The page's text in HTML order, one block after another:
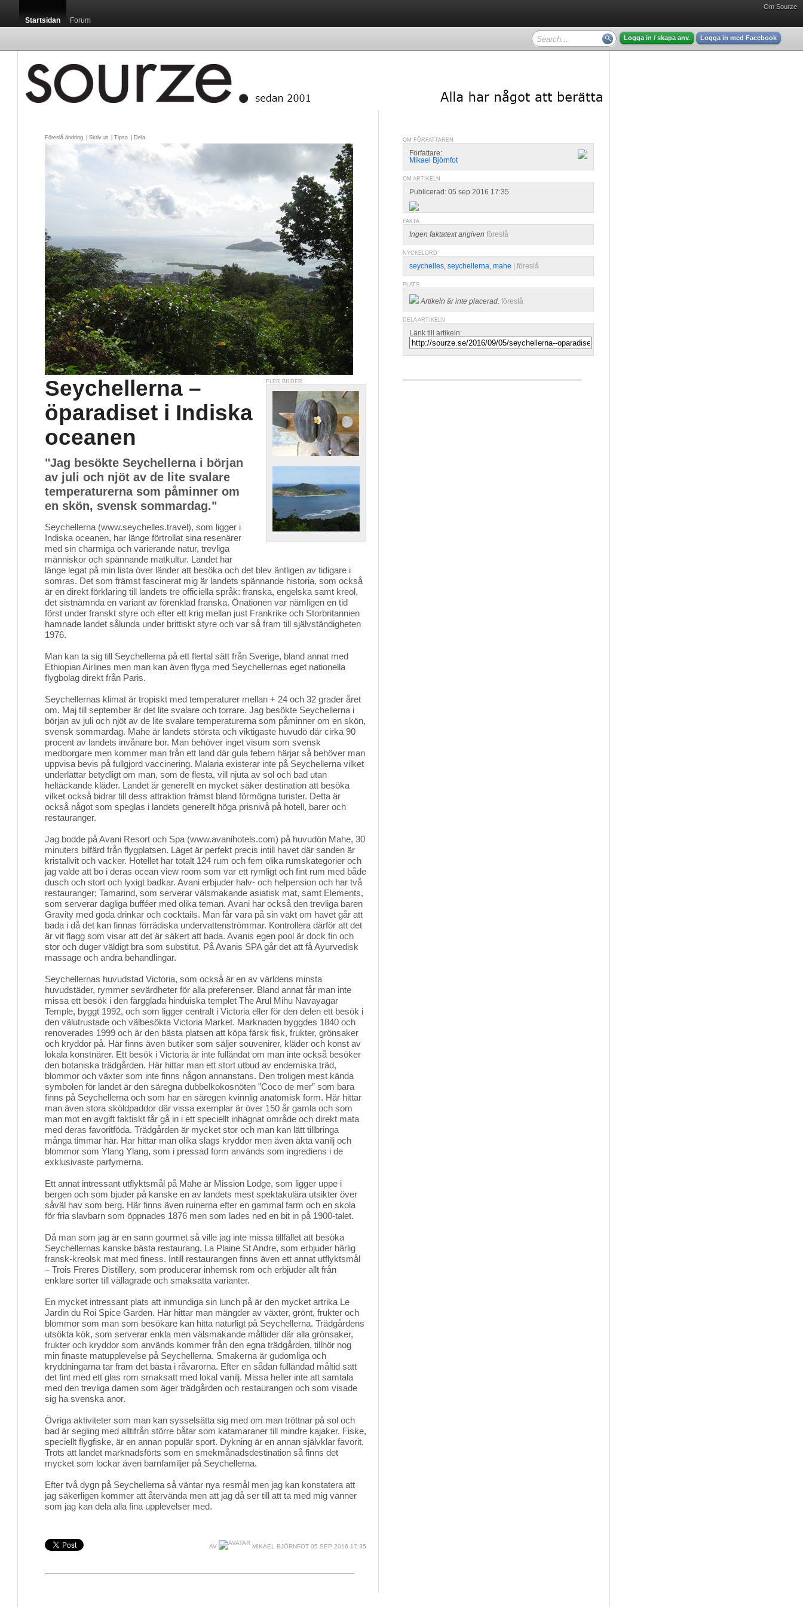
Om Sourze
Startsidan Forum
Logga in / skapa anv. Logga in med Facebook
Föreslå ändring Skriv ut Tipsa Dela
FLER BILDER
Seychellerna –
öparadiset i Indiska
oceanen
"Jag besökte Seychellerna i början
av juli och njöt av de lite svalare
temperaturerna som påminner om
en skön, svensk sommardag."
Seychellerna (www.seychelles.travel), som ligger i
Indiska oceanen, har länge förtrollat sina resenärer
med sin charmiga och varierande natur, trevliga
människor och spännande matkultur. Landet har
länge legat på min lista över länder att besöka och det blev äntligen av tidigare i
somras. Det som främst fascinerat mig är landets spännande historia, som också
är en direkt förklaring till landets tre officiella språk: franska, engelska samt kreol,
det sistnämnda en variant av förenklad franska. Önationen var nämligen en tid
först under franskt styre och efter ett krig mellan just Frankrike och Storbritannien
hamnade landet sålunda under brittiskt styre och var så fram till självständigheten
1976.
Man kan ta sig till Seychellerna på ett flertal sätt från Sverige, bland annat med
Ethiopian Airlines men man kan även flyga med Seychellernas eget nationella
flygbolag direkt från Paris.
Seychellernas klimat är tropiskt med temperaturer mellan + 24 och 32 grader året
om. Maj till september är det lite svalare och torrare. Jag besökte Seychellerna i
början av juli och njöt av de lite svalare temperaturerna som påminner om en skön,
svensk sommardag. Mahe är landets största och viktigaste huvudö där cirka 90
procent av landets invånare bor. Man behöver inget visum som svensk
medborgare men kommer man från ett land där gula febern härjar så behöver man
uppvisa bevis på fullgjord vaccinering. Malaria existerar inte på Seychellerna vilket
underlättar betydligt om man, som de flesta, vill njuta av sol och bad utan
heltäckande kläder. Landet är generellt en mycket säker destination att besöka
vilket också bidrar till dess attraktion främst bland förmögna turister. Detta är
också något som speglas i landets generellt höga prisnivå på hotell, barer och
restauranger.
Jag bodde på Avani Resort och Spa (www.avanihotels.com) på huvudön Mahe, 30
minuters bilfärd från flygplatsen. Läget är perfekt precis intill havet där sanden är
kristallvit och vacker. Hotellet har totalt 124 rum och fem olika rumskategorier och
jag valde att bo i deras ocean view room som var ett rymligt och fint rum med både
dusch och stort och lyxigt badkar. Avani erbjuder halv- och helpension och har två
restauranger; Tamarind, som serverar välsmakande asiatisk mat, samt Elements,
som serverar dagliga bufféer med olika teman. Avani har också den trevliga baren
Gravity med goda drinkar och cocktails. Man får vara på sin vakt om havet går att
bada i då det kan finnas förrädiska undervattenströmmar. Kontrollera därför att det
är vit flagg som visar att det är säkert att bada. Avanis egen pool är dock fin och
stor och duger väldigt bra som substitut. På Avanis SPA går det att få Ayurvedisk
massage och andra behandlingar.
Seychellernas huvudstad Victoria, som också är en av världens minsta
huvudstäder, rymmer sevärdheter för alla preferenser. Bland annat får man inte
missa ett besök i den färgglada hinduiska templet The Arul Mihu Navayagar
Temple, byggt 1992, och som ligger centralt i Victoria eller för den delen ett besök i
den välutrustade och välbesökta Victoria Market. Marknaden byggdes 1840 och
renoverades 1999 och är den bästa platsen att köpa färsk fisk, frukter, grönsaker
och kryddor på. Här finns även butiker som säljer souvenirer, kläder och konst av
lokala konstnärer. Ett besök i Victoria är inte fulländat om man inte också besöker
den botaniska trädgården. Här hittar man ett stort utbud av endemiska träd,
blommor och växter som inte finns någon annanstans. Den troligen mest kända
symbolen för landet är den säregna dubbelkokosnöten ”Coco de mer” som bara
finns på Seychellerna och som har en säregen kvinnlig anatomisk form. Här hittar
man även stora sköldpaddor där vissa exemplar är över 150 år gamla och som
man mot en avgift faktiskt får gå in i ett speciellt inhägnat område och direkt mata
med deras favoritföda. Trädgården är mycket stor och man kan lätt tillbringa
många timmar här. Har hittar man olika slags kryddor men även äkta vanilj och
blommor som Ylang Ylang, som i pressad form används som ingrediens i de
exklusivaste parfymerna.
Ett annat intressant utflyktsmål på Mahe är Mission Lodge, som ligger uppe i
bergen och som bjuder på kanske en av landets mest spektakulära utsikter över
såväl hav som berg. Här finns även ruinerna efter en gammal farm och en skola
för fria slavbarn som öppnades 1876 men som lades ned en bit in på 1900-talet.
Då man som jag är en sann gourmet så ville jag inte missa tillfället att besöka
Seychellernas kanske bästa restaurang, La Plaine St Andre, som erbjuder härlig
fransk-kreolsk mat med finess. Intill restaurangen finns även ett annat utflyktsmål
– Trois Freres Distillery, som producerar inhemsk rom och erbjuder allt från
enklare sorter till vällagrade och smaksatta varianter.
En mycket intressant plats att inmundiga sin lunch på är den mycket artrika Le
Jardin du Roi Spice Garden. Här hittar man mängder av växter, grönt, frukter och
blommor som man som besökare kan hitta naturligt på Seychellerna. Trädgårdens
utsökta kök, som serverar enkla men välsmakande måltider där alla grönsaker,
frukter och kryddor som används kommer från den egna trädgården, tillhör nog
min finaste matupplevelse på Seychellerna. Smakerna är gudomliga och
kryddningarna tar fram det bästa i råvarorna. Efter en sådan fulländad måltid satt
det fint med ett glas rom smaksatt med lokal vanilj. Missa heller inte att samtala
med den trevliga damen som äger trädgården och restaurangen och som visade
sig ha svenska anor.
Övriga aktiviteter som man kan sysselsätta sig med om man tröttnar på sol och
bad är segling med alltifrån större båtar som katamaraner till mindre kajaker. Fiske,
speciellt flygfiske, är en annan populär sport. Dykning är en annan självklar favorit.
Trots att landet marknadsförts som en smekmånadsdestination så finns det
mycket som lockar även barnfamiljer på Seychellerna.
Efter två dygn på Seychellerna så väntar nya resmål men jag kan konstatera att
jag säkerligen kommer att återvända men att jag då ser till att ta med mig vänner
som jag kan dela alla fina upplevelser med.
AV MIKAEL BJÖRNFOT 05 SEP 2016 17:35
OM FÖRFATTAREN
Författare:
Mikael Björnfot
OM ARTIKELN
Publicerad: 05 sep 2016 17:35
FAKTA
Ingen faktatext angiven föreslå
NYCKELORD
seychelles, seychellerna, mahe föreslå
PLATS
Artikeln är inte placerad. föreslå
DELA ARTIKELN
Länk till artikeln: